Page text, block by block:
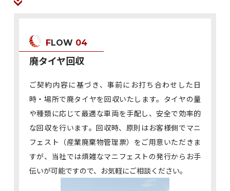
FLOW 04
廃タイヤ回収
ご契約内容に基づき、事前にお打ち合わせした日
時・場所で廃タイヤを回収いたします。タイヤの量
や種類に応じて最適な車両を手配し、安全で効率的
な回収を行います。回収時、原則はお客様側でマニ
フェスト（産業廃棄物管理票）をご用意いただきま
すが、当社では煩雑なマニフェストの発行からお手
伝いが可能ですので、お気軽にご相談ください。